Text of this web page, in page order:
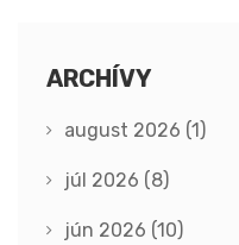
ARCHÍVY
august 2026 (1)
júl 2026 (8)
jún 2026 (10)